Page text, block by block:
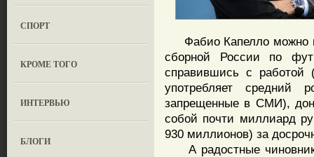
СПОРТ
КРОМЕ ТОГО
ИНТЕРВЬЮ
БЛОГИ
Фабио Капелло можно
сборной России по
справившись с работой
употребляет средний
запрещенные в СМИ),
собой почти миллиард
930 миллионов) за
А радостные